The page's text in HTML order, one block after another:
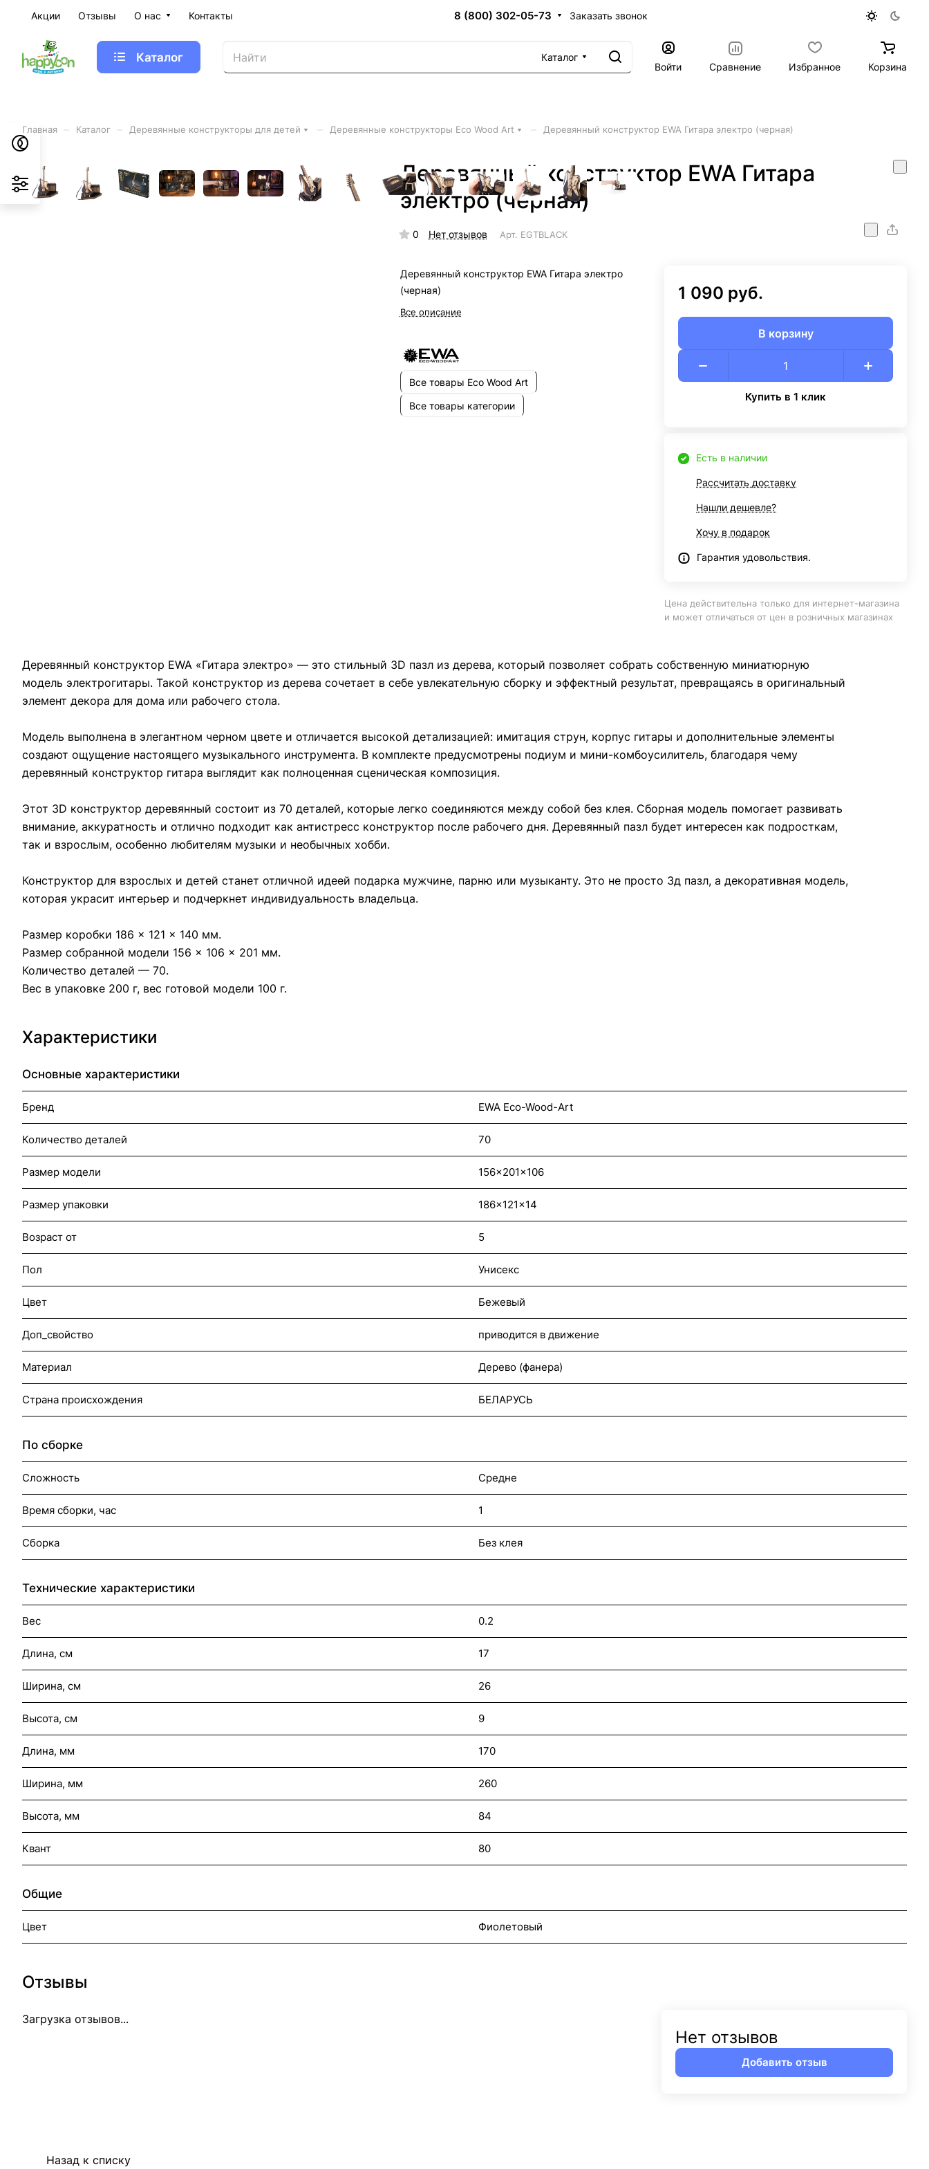
Акции Отзывы О нас Контакты 8 (800) 302-05-73 Заказать звонок
Каталог
Каталог
Войти
Сравнение Избранное Корзина
Главная Каталог Деревянные конструкторы для детей Деревянные конструкторы Eco Wood Art Деревянный конструктор EWA Гитара электро (черная)
Деревянный конструктор EWA Гитара
электро (черная)
0 Нет отзывов Арт. EGTBLACK
Деревянный конструктор EWA Гитара электро
(черная)
Все описание
Все товары Eco Wood Art
Все товары категории
1 090 руб.
В корзину
Купить в 1 клик
Есть в наличии
Рассчитать доставку
Нашли дешевле?
Хочу в подарок
Гарантия удовольствия.
Цена действительна только для интернет-магазина
и может отличаться от цен в розничных магазинах
Деревянный конструктор EWA «Гитара электро» — это стильный 3D пазл из дерева, который позволяет собрать собственную миниатюрную
модель электрогитары. Такой конструктор из дерева сочетает в себе увлекательную сборку и эффектный результат, превращаясь в оригинальный
элемент декора для дома или рабочего стола.
Модель выполнена в элегантном черном цвете и отличается высокой детализацией: имитация струн, корпус гитары и дополнительные элементы
создают ощущение настоящего музыкального инструмента. В комплекте предусмотрены подиум и мини-комбоусилитель, благодаря чему
деревянный конструктор гитара выглядит как полноценная сценическая композиция.
Этот 3D конструктор деревянный состоит из 70 деталей, которые легко соединяются между собой без клея. Сборная модель помогает развивать
внимание, аккуратность и отлично подходит как антистресс конструктор после рабочего дня. Деревянный пазл будет интересен как подросткам,
так и взрослым, особенно любителям музыки и необычных хобби.
Конструктор для взрослых и детей станет отличной идеей подарка мужчине, парню или музыканту. Это не просто 3д пазл, а декоративная модель,
которая украсит интерьер и подчеркнет индивидуальность владельца.
Размер коробки 186 × 121 × 140 мм.
Размер собранной модели 156 × 106 × 201 мм.
Количество деталей — 70.
Вес в упаковке 200 г, вес готовой модели 100 г.
Характеристики
Основные характеристики
Бренд EWA Eco-Wood-Art
Количество деталей 70
Размер модели 156x201x106
Размер упаковки 186x121x14
Возраст от 5
Пол Унисекс
Цвет Бежевый
Доп_свойство приводится в движение
Материал Дерево (фанера)
Страна происхождения БЕЛАРУСЬ
По сборке
Сложность Средне
Время сборки, час 1
Сборка Без клея
Технические характеристики
Вес 0.2
Длина, см 17
Ширина, см 26
Высота, см 9
Длина, мм 170
Ширина, мм 260
Высота, мм 84
Квант 80
Общие
Цвет Фиолетовый
Отзывы
Загрузка отзывов...
Нет отзывов
Добавить отзыв
Назад к списку